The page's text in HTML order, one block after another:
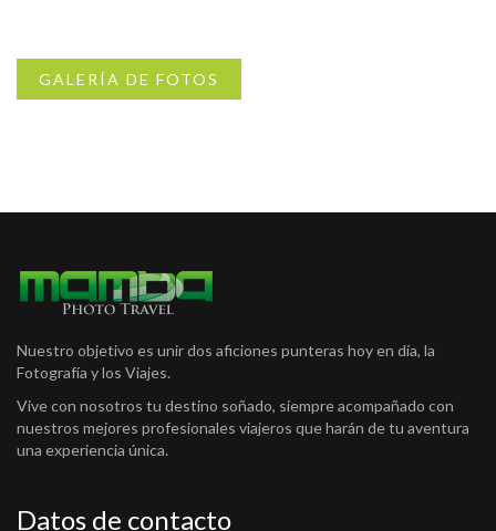
GALERÍA DE FOTOS
Nuestro objetivo es unir dos aficiones punteras hoy en día, la
Fotografía y los Viajes.
Vive con nosotros tu destino soñado, siempre acompañado con
nuestros mejores profesionales viajeros que harán de tu aventura
una experiencia única.
Datos de contacto